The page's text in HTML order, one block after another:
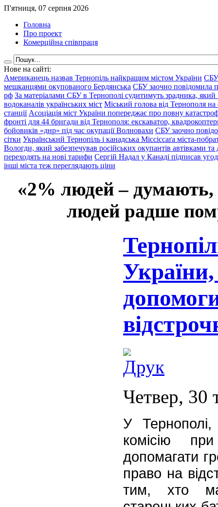
П'ятниця, 07 серпня 2026
Головна
Про проект
Комерційна співпраця
Нове на сайті:
Американець назвав Тернопіль найкращим містом України СБУ
мешканцями окупованого Бердянська СБУ заочно повідомила
рф За матеріалами СБУ в Тернополі судитимуть зрадника, який
водоканалів українських міст Міський голова від Тернополя
станції Асоціація міст України попереджає про повну
фронті для 44 бригади від Тернополя: екскаватор,
бойовиків «днр» під час окупації Волновахи СБУ заочно
сітки Український Тернопіль і канадська Міссіссаґа міста-
Вологди, який забезпечував російських окупантів автівками
переходять на нові тарифи Сергій Надал у Канаді підписав
інші міста теж переглядають ціни
«2% людей –
людей радше
України,
Четвер, 30
У
комісію
допомагати
право на
тим, хто